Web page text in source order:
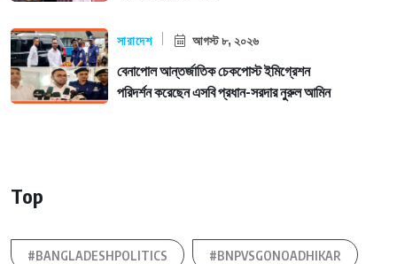
সারাদেশ আগস্ট ৮, ২০২৬
বেনাপোল আন্তর্জাতিক চেকপোস্ট ইমিগ্রেশন
পরিদর্শন করেছেন এসবি প্রধান-সরদার নুরুল আমিন
Top
#BANGLADESHPOLITICS #BNPVSGONOADHIKAR